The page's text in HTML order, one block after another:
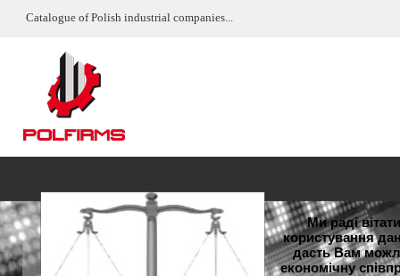
Catalogue of Polish industrial companies...
Ми раді
користування
дасть Вам
економічну